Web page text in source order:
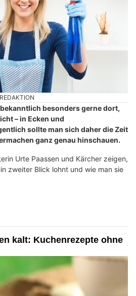
besonders gerne dort,
– in Ecken und
sollte man sich daher die Zeit
ganz genau hinschauen.
Urte Paassen und Kärcher zeigen,
zweiter Blick lohnt und wie man sie
kalt: Kuchenrezepte ohne